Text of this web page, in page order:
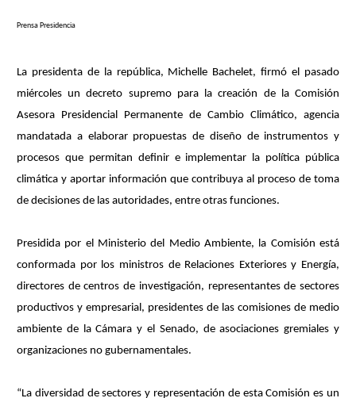
Prensa Presidencia
La presidenta de la república, Michelle Bachelet, firmó el pasado
miércoles un decreto supremo para la creación de la Comisión
Asesora Presidencial Permanente de Cambio Climático, agencia
mandatada a elaborar propuestas de diseño de instrumentos y
procesos que permitan definir e implementar la política pública
climática y aportar información que contribuya al proceso de toma
de decisiones de las autoridades, entre otras funciones.
Presidida por el Ministerio del Medio Ambiente, la Comisión está
conformada por los ministros de Relaciones Exteriores y Energía,
directores de centros de investigación, representantes de sectores
productivos y empresarial, presidentes de las comisiones de medio
ambiente de la Cámara y el Senado, de asociaciones gremiales y
organizaciones no gubernamentales.
“La diversidad de sectores y representación de esta Comisión es un